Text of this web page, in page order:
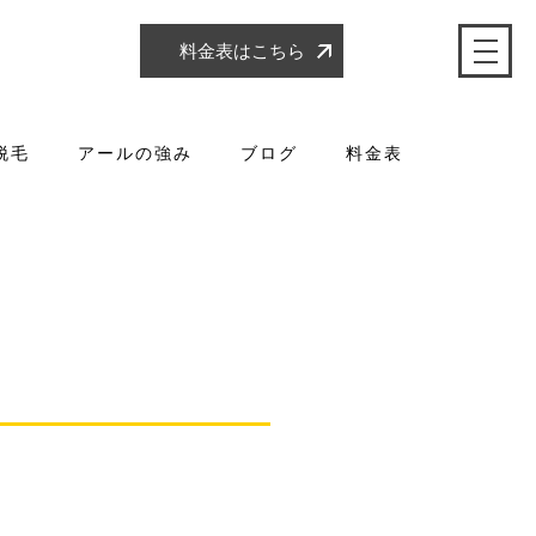
料金表はこちら
毛 アールの強み ブログ 料金表